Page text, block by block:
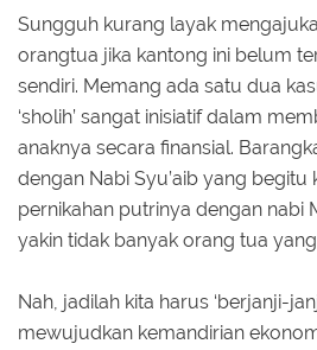
Sungguh kurang layak
orangtua jika kantong ini belum
sendiri. Memang ada satu dua
‘sholih’ sangat inisiatif dalam
anaknya secara finansial.
dengan Nabi Syu’aib yang
pernikahan putrinya dengan nabi
yakin tidak banyak orang tua
Nah, jadilah kita harus ‘berjanji-
mewujudkan kemandirian